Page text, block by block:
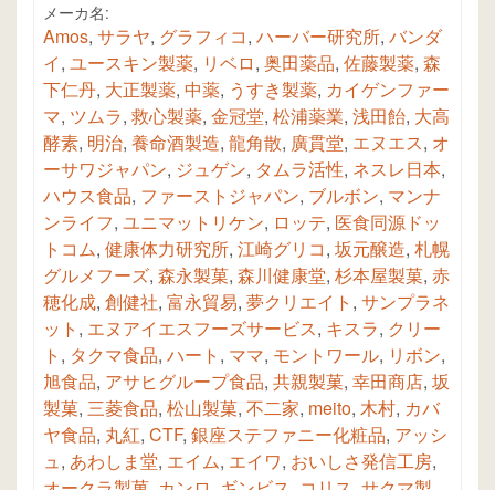
メーカ名:
Amos, サラヤ, グラフィコ, ハーバー研究所, バンダ
イ, ユースキン製薬, リベロ, 奥田薬品, 佐藤製薬, 森
下仁丹, 大正製薬, 中薬, うすき製薬, カイゲンファー
マ, ツムラ, 救心製薬, 金冠堂, 松浦薬業, 浅田飴, 大高
酵素, 明治, 養命酒製造, 龍角散, 廣貫堂, エヌエス, オ
ーサワジャパン, ジュゲン, タムラ活性, ネスレ日本,
ハウス食品, ファーストジャパン, ブルボン, マンナ
ンライフ, ユニマットリケン, ロッテ, 医食同源ドッ
トコム, 健康体力研究所, 江崎グリコ, 坂元醸造, 札幌
グルメフーズ, 森永製菓, 森川健康堂, 杉本屋製菓, 赤
穂化成, 創健社, 富永貿易, 夢クリエイト , サンプラネ
ット , エヌアイエスフーズサービス, キスラ, クリー
ト , タクマ食品, ハート , ママ, モントワール, リボン,
旭食品, アサヒグループ食品, 共親製菓, 幸田商店, 坂
製菓, 三菱食品, 松山製菓, 不二家, meito, 木村, カバ
ヤ食品, 丸紅, CTF, 銀座ステファニー化粧品, アッシ
ュ, あわしま堂, エイム, エイワ, おいしさ発信工房,